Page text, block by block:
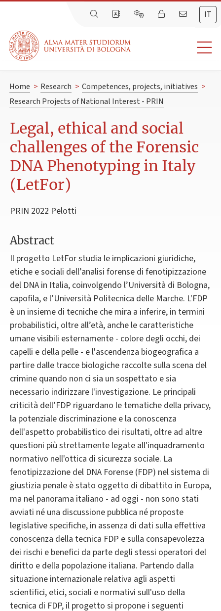
IT
Home > Research > Competences, projects, initiatives >
Research Projects of National Interest - PRIN
Legal, ethical and social
challenges of the Forensic
DNA Phenotyping in Italy
(LetFor)
PRIN 2022 Pelotti
Abstract
Il progetto LetFor studia le implicazioni giuridiche,
etiche e sociali dell’analisi forense di fenotipizzazione
del DNA in Italia, coinvolgendo l’Università di Bologna,
capofila, e l’Università Politecnica delle Marche. L'FDP
è un insieme di tecniche che mira a inferire, in termini
probabilistici, oltre all’età, anche le caratteristiche
umane visibili esternamente - colore degli occhi, dei
capelli e della pelle - e l'ascendenza biogeografica a
partire dalle tracce biologiche raccolte sulla scena del
crimine quando non ci sia un sospettato e sia
necessario indirizzare l'investigazione. Le principali
criticità dell’FDP riguardano le tematiche della privacy,
la potenziale discriminazione e la conoscenza
dell'aspetto probabilistico dei risultati, oltre ad altre
questioni più strettamente legate all'inquadramento
normativo nell'ottica di sicurezza sociale. La
fenotipizzazione del DNA Forense (FDP) nel sistema di
giustizia penale è stato oggetto di dibattito in Europa,
ma nel panorama italiano - ad oggi - non sono stati
avviati né una discussione pubblica né proposte
legislative specifiche, in assenza di dati sulla effettiva
conoscenza della tecnica FDP e sulla consapevolezza
dei rischi e benefici da parte degli stessi operatori del
diritto e della popolazione italiana. Partendo dalla
situazione internazionale relativa agli aspetti
scientifici, etici, sociali e normativi sull'uso della
tecnica di FDP, il progetto si propone i seguenti